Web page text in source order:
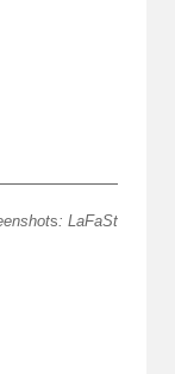
s: LaFaSt